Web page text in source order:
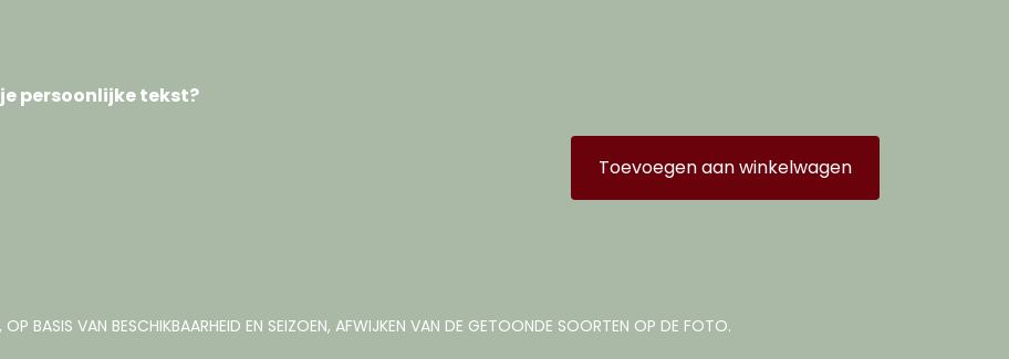
persoonlijke tekst?
Toevoegen aan winkelwagen
BASIS VAN BESCHIKBAARHEID EN SEIZOEN, AFWIJKEN VAN DE GETOONDE SOORTEN OP DE FOTO.